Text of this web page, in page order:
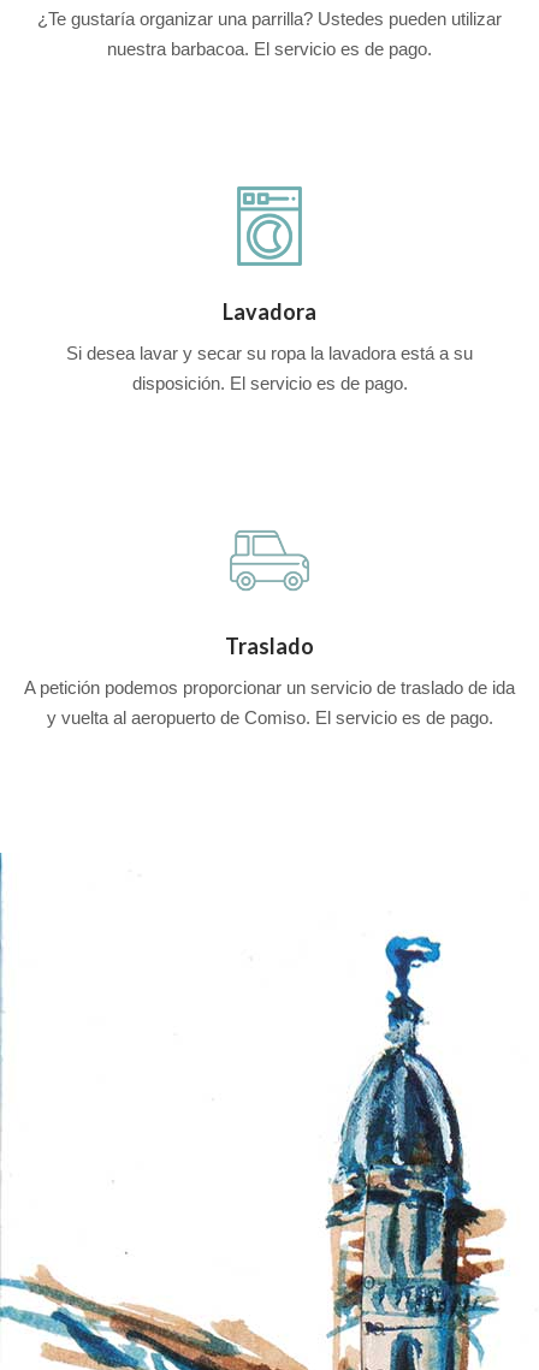
¿Te gustaría organizar una parrilla? Ustedes pueden utilizar
nuestra barbacoa. El servicio es de pago.
Lavadora
Si desea lavar y secar su ropa la lavadora está a su
disposición. El servicio es de pago.
Traslado
A petición podemos proporcionar un servicio de traslado de ida
y vuelta al aeropuerto de Comiso. El servicio es de pago.